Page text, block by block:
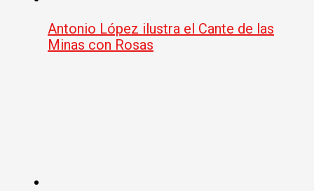
Antonio López ilustra el Cante de las
Minas con Rosas